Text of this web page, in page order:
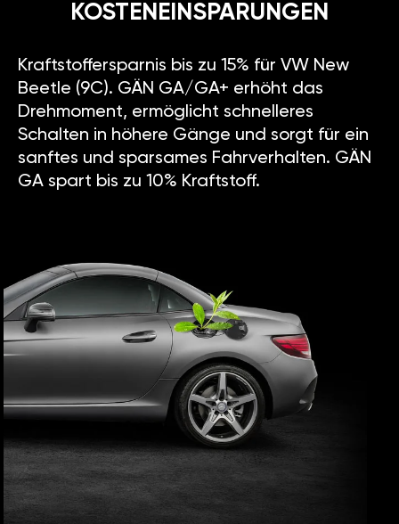
KOSTENEINSPARUNGEN
Kraftstoffersparnis bis zu 15% für VW New
Beetle (9C). GÄN GA/GA+ erhöht das
Drehmoment, ermöglicht schnelleres
Schalten in höhere Gänge und sorgt für ein
sanftes und sparsames Fahrverhalten. GÄN
GA spart bis zu 10% Kraftstoff.